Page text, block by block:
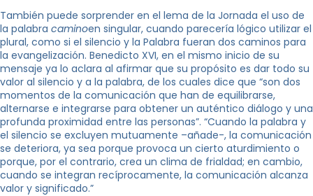
También puede sorprender en el lema de la Jornada el uso de
la palabra caminoen singular, cuando parecería lógico utilizar el
plural, como si el silencio y la Palabra fueran dos caminos para
la evangelización. Benedicto XVI, en el mismo inicio de su
mensaje ya lo aclara al afirmar que su propósito es dar todo su
valor al silencio y a la palabra, de los cuales dice que “son dos
momentos de la comunicación que han de equilibrarse,
alternarse e integrarse para obtener un auténtico diálogo y una
profunda proximidad entre las personas”. “Cuando la palabra y
el silencio se excluyen mutuamente –añade-, la comunicación
se deteriora, ya sea porque provoca un cierto aturdimiento o
porque, por el contrario, crea un clima de frialdad; en cambio,
cuando se integran recíprocamente, la comunicación alcanza
valor y significado.”